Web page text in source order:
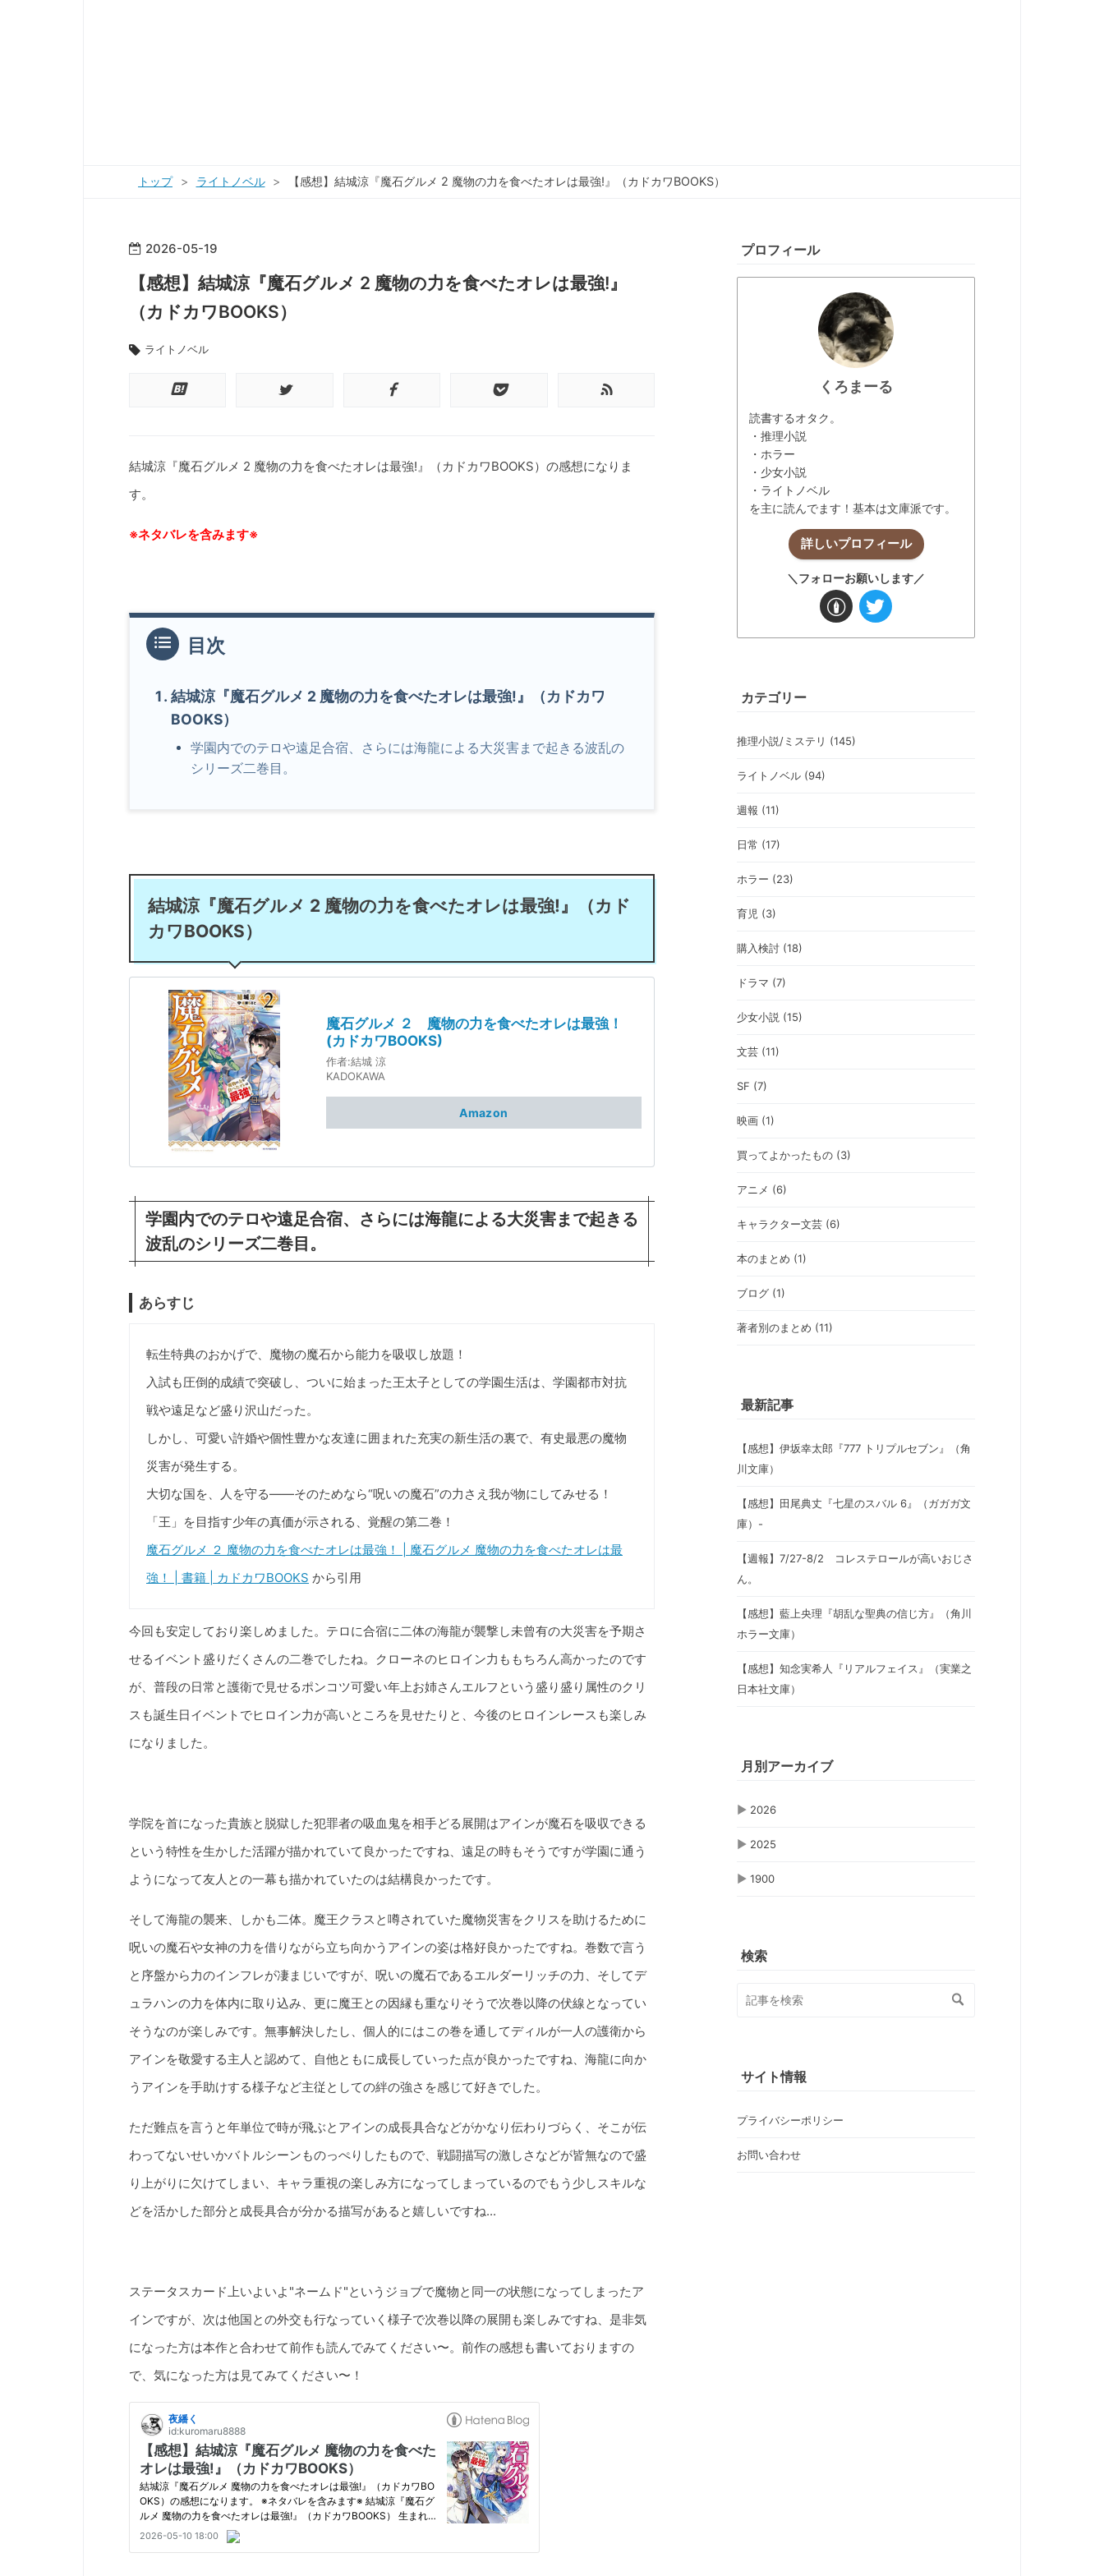
トップ > ライトノベル > 【感想】結城涼『魔石グルメ 2 魔物の力を食べたオレは最強!』（カドカワBOOKS）
2026-05-19
【感想】結城涼『魔石グルメ 2 魔物の力を食べたオレは最強!』
（カドカワBOOKS）
ライトノベル
結城涼『魔石グルメ 2 魔物の力を食べたオレは最強!』（カドカワBOOKS）の感想になりま
す。
※ネタバレを含みます※
結城涼『魔石グルメ 2 魔物の力を食べたオレは最強!』（カドカワ
BOOKS）
学園内でのテロや遠足合宿、さらには海龍による大災害まで起きる波乱の
シリーズ二巻目。
結城涼『魔石グルメ 2 魔物の力を食べたオレは最強!』（カド
カワBOOKS）
魔石グルメ ２ 魔物の力を食べたオレは最強！
(カドカワBOOKS)
作者:結城 涼
KADOKAWA
Amazon
学園内でのテロや遠足合宿、さらには海龍による大災害まで起きる
波乱のシリーズ二巻目。
あらすじ
転生特典のおかげで、魔物の魔石から能力を吸収し放題！
入試も圧倒的成績で突破し、ついに始まった王太子としての学園生活は、学園都市対抗
戦や遠足など盛り沢山だった。
しかし、可愛い許婚や個性豊かな友達に囲まれた充実の新生活の裏で、有史最悪の魔物
災害が発生する。
大切な国を、人を守る――そのためなら“呪いの魔石”の力さえ我が物にしてみせる！
「王」を目指す少年の真価が示される、覚醒の第二巻！
魔石グルメ ２ 魔物の力を食べたオレは最強！ | 魔石グルメ 魔物の力を食べたオレは最
強！ | 書籍 | カドカワBOOKS から引用
今回も安定しており楽しめました。テロに合宿に二体の海龍が襲撃し未曾有の大災害を予期さ
せるイベント盛りだくさんの二巻でしたね。クローネのヒロイン力ももちろん高かったのです
が、普段の日常と護衛で見せるポンコツ可愛い年上お姉さんエルフという盛り盛り属性のクリ
スも誕生日イベントでヒロイン力が高いところを見せたりと、今後のヒロインレースも楽しみ
になりました。
学院を首になった貴族と脱獄した犯罪者の吸血鬼を相手どる展開はアインが魔石を吸収できる
という特性を生かした活躍が描かれていて良かったですね、遠足の時もそうですが学園に通う
ようになって友人との一幕も描かれていたのは結構良かったです。
そして海龍の襲来、しかも二体。魔王クラスと噂されていた魔物災害をクリスを助けるために
呪いの魔石や女神の力を借りながら立ち向かうアインの姿は格好良かったですね。巻数で言う
と序盤から力のインフレが凄まじいですが、呪いの魔石であるエルダーリッチの力、そしてデ
ュラハンの力を体内に取り込み、更に魔王との因縁も重なりそうで次巻以降の伏線となってい
そうなのが楽しみです。無事解決したし、個人的にはこの巻を通してディルが一人の護衛から
アインを敬愛する主人と認めて、自他ともに成長していった点が良かったですね、海龍に向か
うアインを手助けする様子など主従としての絆の強さを感じて好きでした。
ただ難点を言うと年単位で時が飛ぶとアインの成長具合などがかなり伝わりづらく、そこが伝
わってないせいかバトルシーンものっぺりしたもので、戦闘描写の激しさなどが皆無なので盛
り上がりに欠けてしまい、キャラ重視の楽しみ方になってしまっているのでもう少しスキルな
どを活かした部分と成長具合が分かる描写があると嬉しいですね...
ステータスカード上いよいよ"ネームド"というジョブで魔物と同一の状態になってしまったア
インですが、次は他国との外交も行なっていく様子で次巻以降の展開も楽しみですね、是非気
になった方は本作と合わせて前作も読んでみてください〜。前作の感想も書いておりますの
で、気になった方は見てみてください〜！
プロフィール
くろまーる
読書するオタク。
・推理小説
・ホラー
・少女小説
・ライトノベル
を主に読んでます！基本は文庫派です。
詳しいプロフィール
＼フォローお願いします／
カテゴリー
推理小説/ミステリ (145)
ライトノベル (94)
週報 (11)
日常 (17)
ホラー (23)
育児 (3)
購入検討 (18)
ドラマ (7)
少女小説 (15)
文芸 (11)
SF (7)
映画 (1)
買ってよかったもの (3)
アニメ (6)
キャラクター文芸 (6)
本のまとめ (1)
ブログ (1)
著者別のまとめ (11)
最新記事
【感想】伊坂幸太郎『777 トリプルセブン』（角
川文庫）
【感想】田尾典丈『七星のスバル 6』（ガガガ文
庫）-
【週報】7/27-8/2 コレステロールが高いおじさ
ん。
【感想】藍上央理『胡乱な聖典の信じ方』（角川
ホラー文庫）
【感想】知念実希人『リアルフェイス』（実業之
日本社文庫）
月別アーカイブ
▶ 2026
▶ 2025
▶ 1900
検索
サイト情報
プライバシーポリシー
お問い合わせ